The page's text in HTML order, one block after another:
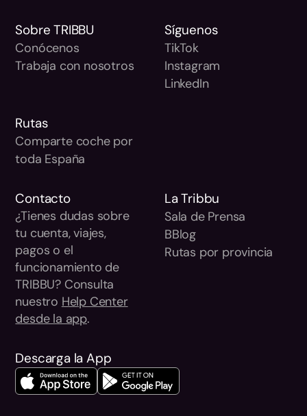
Sobre TRIBBU
Conócenos
Trabaja con nosotros
La Tribbu
Sala de Prensa
BBlog
Rutas por provincia
Descarga la App
Contacto
¿Tienes dudas sobre
tu cuenta, viajes,
pagos o el
funcionamiento de
TRIBBU? Consulta
nuestro Help Center
desde la app.
Síguenos
TikTok
Instagram
LinkedIn
Rutas
Comparte coche por
toda España